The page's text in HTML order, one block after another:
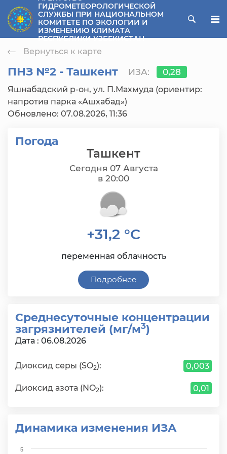
menu
ГИДРОМЕТЕОРОЛОГИЧЕСКОЙ
СЛУЖБЫ ПРИ НАЦИОНАЛЬНОМ
КОМИТЕТЕ ПО ЭКОЛОГИИ И
ИЗМЕНЕНИЮ КЛИМАТА
РЕСПУБЛИКИ УЗБЕКИСТАН
Вернуться к карте
ПНЗ №2 - Ташкент ИЗА: 0,28
Яшнабадский р-он, ул. П.Махмуда (ориентир:
напротив парка «Ашхабад»)
Обновлено: 07.08.2026, 11:36
Погода
Ташкент
Сегодня 07 Августа
в 20:00
+31,2 °C
переменная облачность
Подробнее
Среднесуточные концентрации
загрязнителей (мг/м3)
Дата : 06.08.2026
Диоксид серы (SO2): 0,003
Диоксид азота (NO2): 0,01
Динамика изменения ИЗА
Chart
5